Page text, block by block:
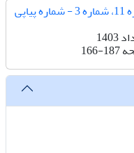
دوره 11، شماره 3 - شماره پیاپی
166-187